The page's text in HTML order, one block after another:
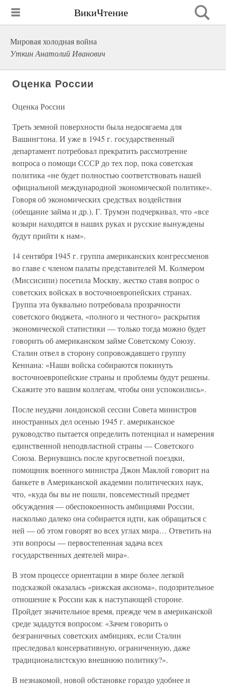
ВикиЧтение
Мировая холодная война
Уткин Анатолий Иванович
Оценка России
Оценка России
Треть земной поверхности была недосягаема для
Вашингтона. И уже в 1945 г. государственный
департамент потребовал прекратить рассмотрение
вопроса о помощи СССР до тех пор, пока советская
политика «не будет полностью соответствовать нашей
официальной международной экономической политике».
Говоря об экономических средствах воздействия
(обещание займа и др.), Г. Трумэн подчеркивал, что «все
козыри находятся в наших руках и русские вынуждены
будут прийти к нам».
14 сентября 1945 г. группа американских конгрессменов
во главе с членом палаты представителей М. Колмером
(Миссисипи) посетила Москву, жестко ставя вопрос о
советских войсках в восточноевропейских странах.
Группа эта буквально потребовала прозрачности
советского бюджета, «полного и честного» раскрытия
экономической статистики — только тогда можно будет
говорить об американском займе Советскому Союзу.
Сталин отвел в сторону сопровождавшего группу
Кеннана: «Наши войска собираются покинуть
восточноевропейские страны и проблемы будут решены.
Скажите это вашим коллегам, чтобы они успокоились».
После неудачи лондонской сессии Совета министров
иностранных дел осенью 1945 г. американское
руководство пытается определить потенциал и намерения
единственной неподвластной страны — Советского
Союза. Вернувшись после кругосветной поездки,
помощник военного министра Джон Маклой говорит на
банкете в Американской академии политических наук,
что, «куда бы вы не пошли, повсеместный предмет
обсуждения — обеспокоенность амбициями России,
насколько далеко она собирается идти, как обращаться с
ней — об этом говорят во всех углах мира… Ответить на
эти вопросы — первостепенная задача всех
государственных деятелей мира».
В этом процессе ориентации в мире более легкой
подсказкой оказалась «рижская аксиома», подозрительное
отношение к России как к наступающей стороне.
Пройдет значительное время, прежде чем в американской
среде зададутся вопросом: «Зачем говорить о
безграничных советских амбициях, если Сталин
преследовал консервативную, ограниченную, даже
традиционалистскую внешнюю политику?».
В незнакомой, новой обстановке гораздо удобнее и